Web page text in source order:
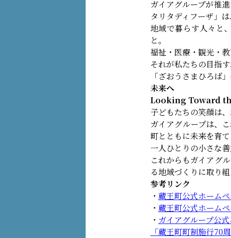
ガイアグループが推
タリタディフーザ」
地域で暮らす人々と
と。
福祉・医療・観光・
それが私たちの目指す
「ざおうさまひろば
未来へ
Looking Toward
子どもたちの笑顔は
ガイアグループは、
町とともに未来を育
一人ひとりの小さな
これからもガイアグ
る地域づくりに取り組
参考リンク
・ 蔵王町公式ホーム
・ 蔵王町公式ホーム
・ ガイアグループ公
「蔵王町町制施行70